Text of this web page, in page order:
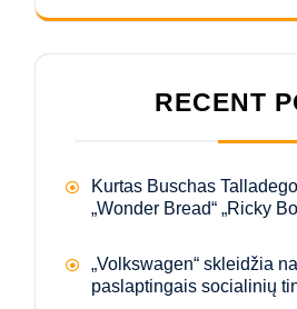
RECENT
Kurtas Buschas
„Wonder Bread“ „Ricky
„Volkswagen“ skleidžia
paslaptingais socialinių